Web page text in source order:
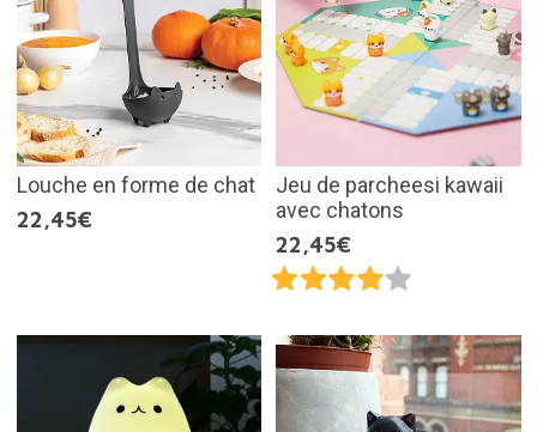
Louche en forme de chat
22,45€
Jeu de parcheesi kawaii
avec chatons
22,45€